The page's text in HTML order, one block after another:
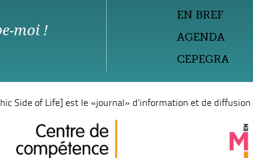
EN BREF
AGENDA
CEPEGRA
moi !
Side of Life] est le «journal» d’information et de